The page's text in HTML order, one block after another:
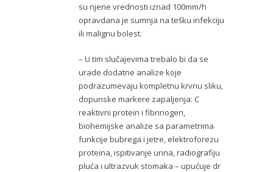
su njene vrednosti iznad 100mm/h
opravdana je sumnja na tešku infekciju
ili malignu bolest.
– U tim slučajevima trebalo bi da se
urade dodatne analize koje
podrazumevaju kompletnu krvnu sliku,
dopunske markere zapaljenja: C
reaktivni protein i fibrinogen,
biohemijske analize sa parametrima
funkcije bubrega i jetre, elektroforezu
proteina, ispitivanje urina, radiografiju
pluća i ultrazvuk stomaka – upućuje dr